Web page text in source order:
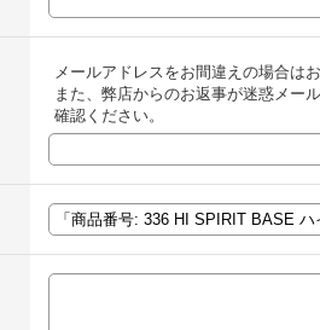
メールアドレスをお間違えの場合は
また、弊店からのお返事が迷惑メー
確認ください。